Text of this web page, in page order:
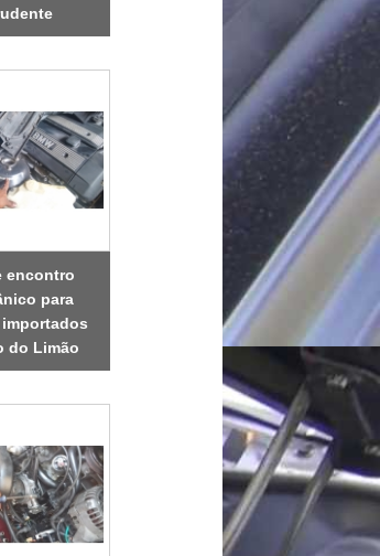
encontro
para
do Limão